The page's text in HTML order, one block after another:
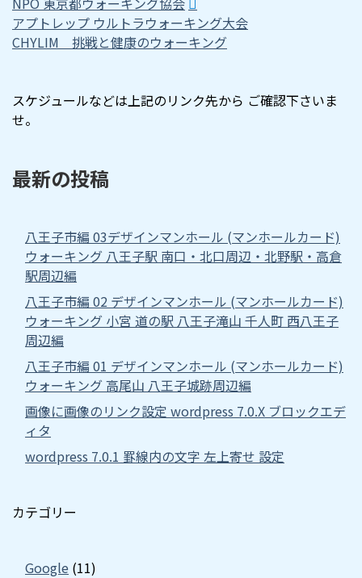
アプトレップ ウルトラウォーキング大会
CHYLIM 挑戦と健康のウォーキング
スケジュールなどは上記のリンク先から ご確認下さいま
せ。
最新の投稿
八王子市編 03デザインマンホール (マンホールカード)
ウォーキング 八王子駅 南口・北口周辺・北野駅・高倉
駅周辺編
八王子市編 02 デザインマンホール (マンホールカード)
ウォーキング 小宮 道の駅 八王子滝山 千人町 西八王子
周辺編
八王子市編 01 デザインマンホール (マンホールカード)
ウォーキング 高尾山 八王子城跡周辺編
画像に画像のリンク設定 wordpress 7.0.X ブロックエデ
ィタ
wordpress 7.0.1 罫線内の文字 左上寄せ 設定
カテゴリー
Google (11)